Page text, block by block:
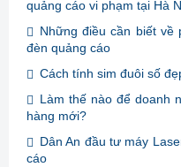
quảng cáo vi phạm tại Hà
Những điều cần biết về
đèn quảng cáo
Cách tính sim đuôi số
Làm thế nào để doanh
hàng mới?
Dân An đầu tư máy
cáo